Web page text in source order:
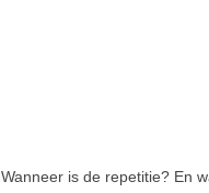
Wanneer is de repetitie? En